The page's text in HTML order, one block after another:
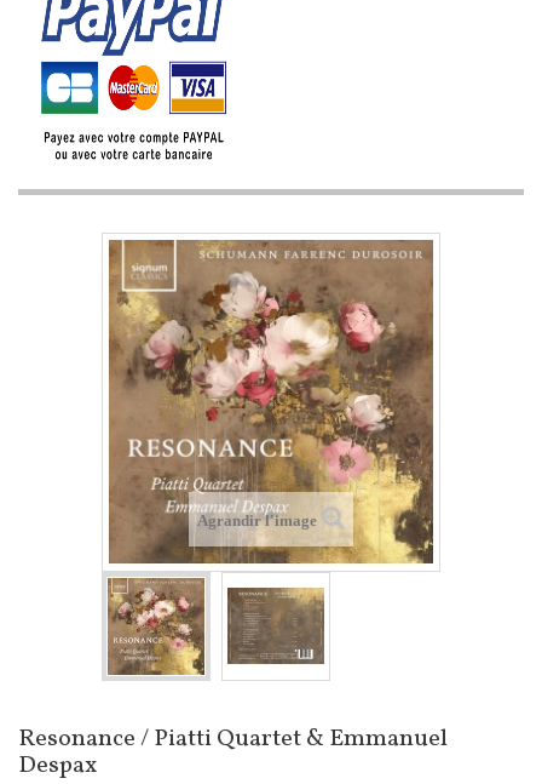
Agrandir l'image
Resonance / Piatti Quartet & Emmanuel
Despax